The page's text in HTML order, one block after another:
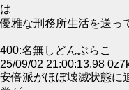
は
優雅な刑務所生活を送っ
400:名無しどんぶらこ
25/09/02 21:00:13.98
安倍派がほぼ壊滅状態に